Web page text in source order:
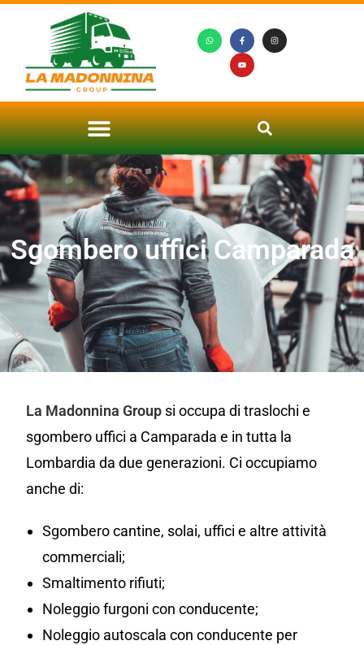
Sgombero uffici Camparada
La Madonnina Group si occupa di traslochi e
sgombero uffici a Camparada e in tutta la
Lombardia da due generazioni. Ci occupiamo
anche di:
Sgombero cantine, solai, uffici e altre attività
commerciali;
Smaltimento rifiuti;
Noleggio furgoni con conducente;
Noleggio autoscala con conducente per